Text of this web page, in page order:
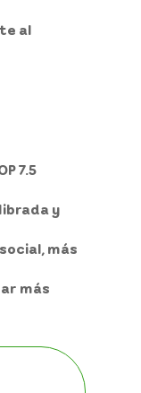
al
7.5
y
más
más